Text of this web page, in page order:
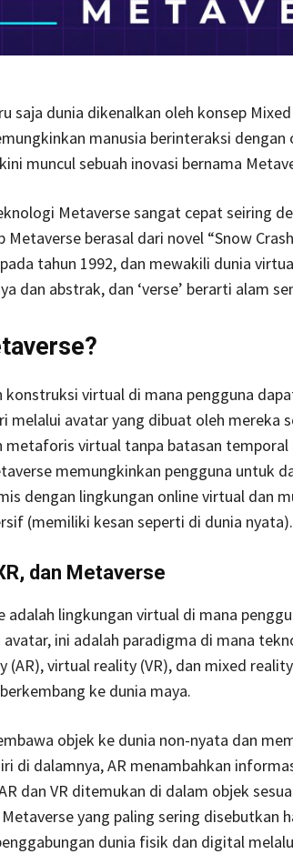
saja dunia dikenalkan oleh konsep
manusia berinteraksi dengan
muncul sebuah inovasi bernama
Metaverse sangat cepat seiring
Metaverse berasal dari novel “Snow
tahun 1992, dan mewakili dunia
dan abstrak, dan ‘verse’ berarti alam
konstruksi virtual di mana pengguna
melalui avatar yang dibuat oleh mereka
metaforis virtual tanpa batasan temporal
memungkinkan pengguna untuk
dengan lingkungan online virtual dan
(memiliki kesan seperti di dunia nyata).
dan Metaverse
adalah lingkungan virtual di mana
ini adalah paradigma di mana
(AR), virtual reality (VR), dan mixed
ke dunia maya.
objek ke dunia non-nyata dan
di dalamnya, AR menambahkan
dan VR ditemukan di dalam objek
yang paling sering disebutkan
dunia fisik dan digital